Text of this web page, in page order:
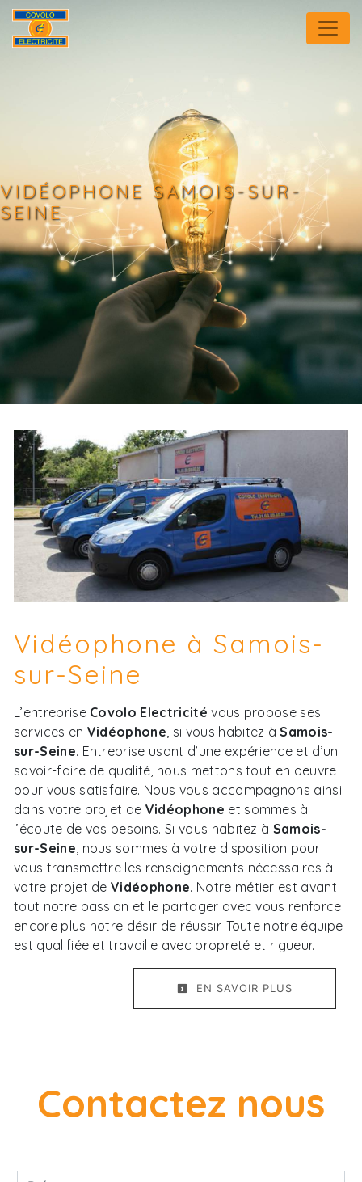
Panneau de gestion des cookies
VIDÉOPHONE SAMOIS-SUR-
SEINE
Vidéophone à Samois-
sur-Seine
L’entreprise Covolo Electricité vous propose ses
services en Vidéophone , si vous habitez àSamois-
sur-Seine. Entreprise usant d’une expérience et d’un
savoir-faire de qualité, nous mettons tout en oeuvre
pour vous satisfaire. Nous vous accompagnons ainsi
dans votre projet de Vidéophone et sommes à
l’écoute de vos besoins. Si vous habitez à Samois-
sur-Seine , nous sommes à votre disposition pour
vous transmettre les renseignements nécessaires à
votre projet deVidéophone. Notre métier est avant
tout notre passion et le partager avec vous renforce
encore plus notre désir de réussir. Toute notre équipe
est qualifiée et travaille avec propreté et rigueur.
EN SAVOIR PLUS
Contactez nous